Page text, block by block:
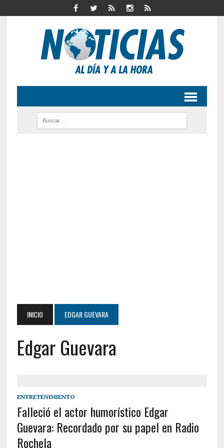
INICIO EDGAR GUEVARA
Edgar Guevara
ENTRETENIMIENTO
Falleció el actor humorístico Edgar
Guevara: Recordado por su papel en Radio
Rochela